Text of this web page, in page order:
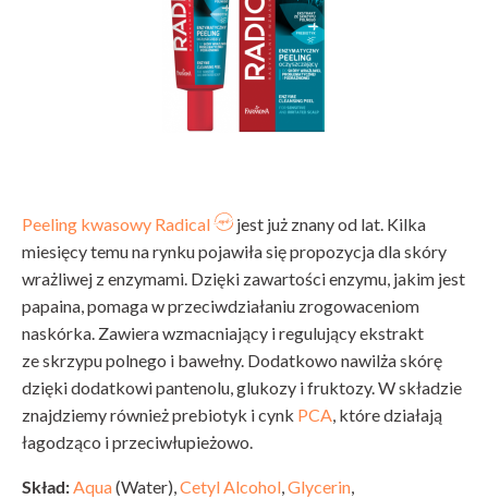
Peeling kwasowy Radical
jest już znany od lat. Kilka
miesięcy temu na rynku pojawiła się propozycja dla skóry
wrażliwej z enzymami. Dzięki zawartości enzymu, jakim jest
papaina, pomaga w przeciwdziałaniu zrogowaceniom
naskórka. Zawiera wzmacniający i regulujący ekstrakt
ze skrzypu polnego i bawełny. Dodatkowo nawilża skórę
dzięki dodatkowi pantenolu, glukozy i fruktozy. W składzie
znajdziemy również prebiotyk i cynk PCA, które działają
łagodząco i przeciwłupieżowo.
Skład:Aqua(Water),Cetyl Alcohol,Glycerin,